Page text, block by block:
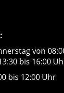
von
bis 16:00
bis 12:00 Uhr